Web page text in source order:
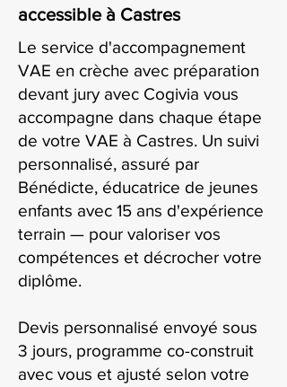
accessible à Castres
Le service d'accompagnement
VAE en crèche avec préparation
devant jury avec Cogivia vous
accompagne dans chaque étape
de votre VAE à Castres. Un suivi
personnalisé, assuré par
Bénédicte, éducatrice de jeunes
enfants avec 15 ans d'expérience
terrain — pour valoriser vos
compétences et décrocher votre
diplôme.
Devis personnalisé envoyé sous
3 jours, programme co-construit
avec vous et ajusté selon votre